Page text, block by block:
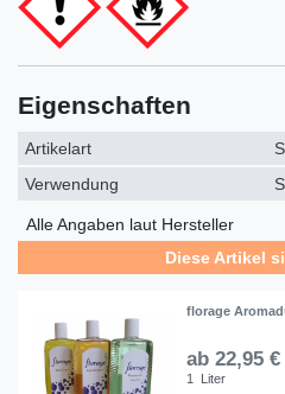
Eigenschaften
Artikelart
Verwendung
Alle Angaben laut Hersteller
Diese Artikel
florage
ab 22,95 €
1 Liter